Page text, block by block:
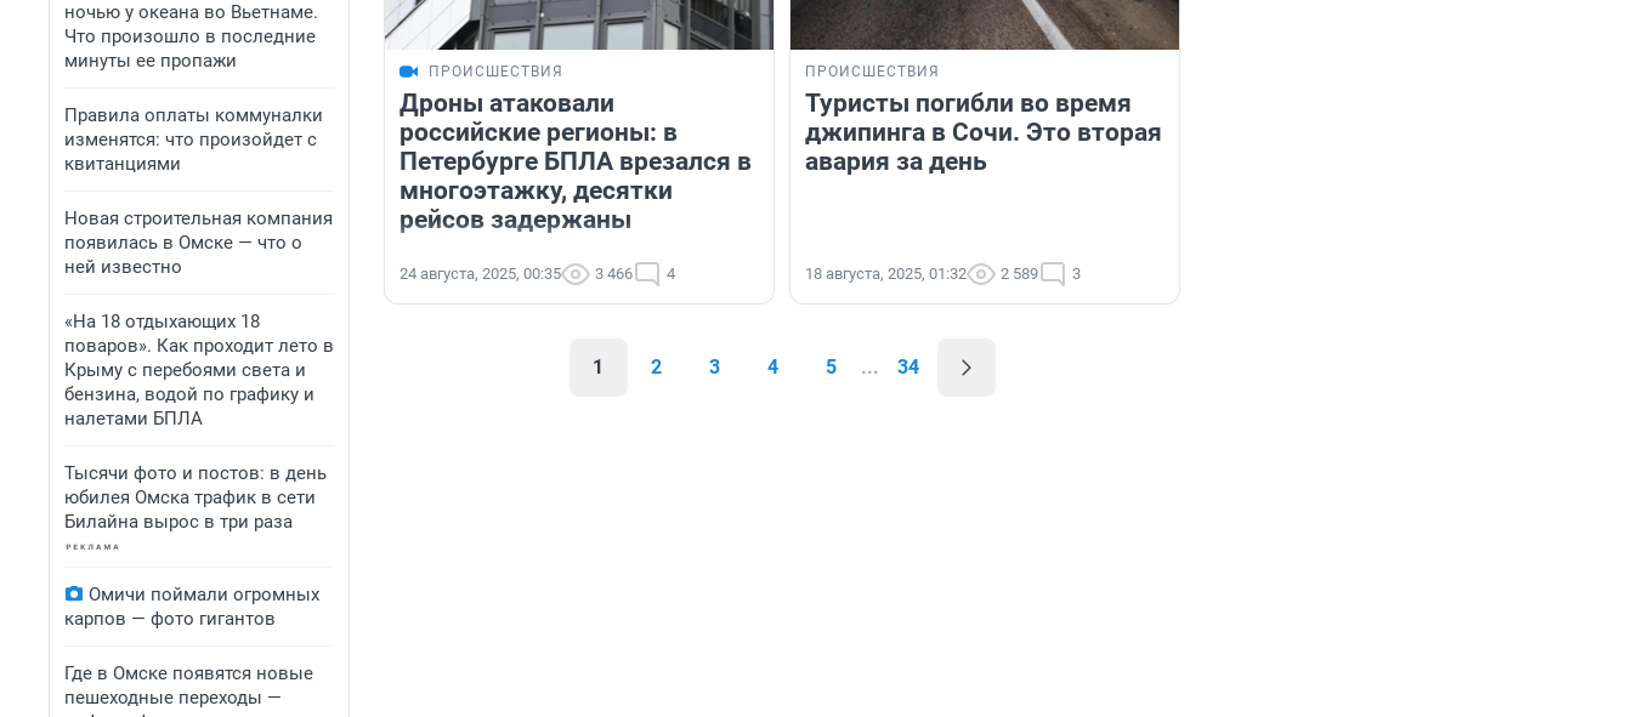
ночью у океана во Вьетнаме.
Что произошло в последние
минуты ее пропажи
Правила оплаты коммуналки
изменятся: что произойдет с
квитанциями
Новая строительная компания
появилась в Омске — что о
ней известно
«На 18 отдыхающих 18
поваров». Как проходит лето в
Крыму с перебоями света и
бензина, водой по графику и
налетами БПЛА
Тысячи фото и постов: в день
юбилея Омска трафик в сети
Билайна вырос в три раза
Омичи поймали огромных
карпов — фото гигантов
Где в Омске появятся новые
пешеходные переходы —
ПРОИСШЕСТВИЯ
Дроны атаковали
российские регионы: в
Петербурге БПЛА врезался в
многоэтажку, десятки
рейсов задержаны
24 августа, 2025, 00:35 3 466 4
ПРОИСШЕСТВИЯ
Туристы погибли во время
джипинга в Сочи. Это вторая
авария за день
18 августа, 2025, 01:32 2 589 3
1 2 3 4 5 ... 34